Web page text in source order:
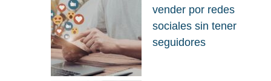
vender por redes
sociales sin tener
seguidores